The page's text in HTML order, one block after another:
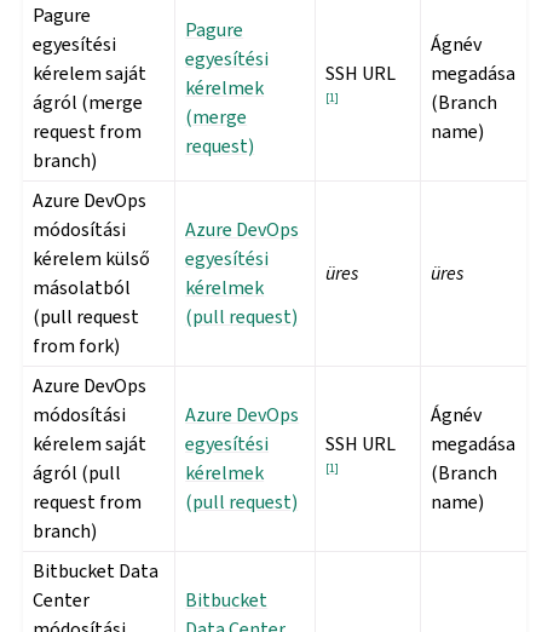
Pagure
egyesítési
kérelem saját
ágról (merge
request from
branch)
Pagure
egyesítési
kérelmek
(merge
request)
SSH URL
[1]
Ágnév
megadása
(Branch
name)
Azure DevOps
módosítási
kérelem külső
másolatból
(pull request
from fork)
Azure DevOps
egyesítési
kérelmek
(pull request)
üres üres
Azure DevOps
módosítási
kérelem saját
ágról (pull
request from
branch)
Azure DevOps
egyesítési
kérelmek
(pull request)
SSH URL
[1]
Ágnév
megadása
(Branch
name)
Bitbucket Data
Center
Bitbucket